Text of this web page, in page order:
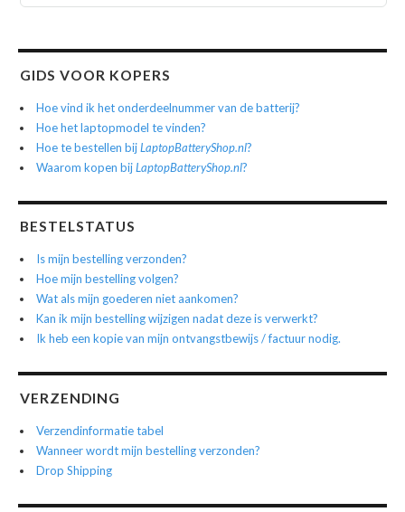
GIDS VOOR KOPERS
Hoe vind ik het onderdeelnummer van de batterij?
Hoe het laptopmodel te vinden?
Hoe te bestellen bijLaptopBatteryShop.nl?
Waarom kopen bijLaptopBatteryShop.nl?
BESTELSTATUS
Is mijn bestelling verzonden?
Hoe mijn bestelling volgen?
Wat als mijn goederen niet aankomen?
Kan ik mijn bestelling wijzigen nadat deze is verwerkt?
Ik heb een kopie van mijn ontvangstbewijs / factuur nodig.
VERZENDING
Verzendinformatie tabel
Wanneer wordt mijn bestelling verzonden?
Drop Shipping